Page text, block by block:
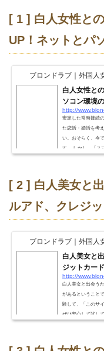
[ 1 ] 白人女性と
UP！ネットとパ
ブロンドラブ｜外国人
白人女性と
ソコン環境
http://
安定した常時接続
た恋活・婚活を考
い。おそらく、今
す。 しかし、「ス
すると、相手のこ
[ 2 ] 白人美女と
ルアド、クレジッ
ブロンドラブ｜外国人
白人美女と
ジットカード
http://
白人美女と出会う
があるということ
験して、「このサ
ぜひ安心して試し
ん。 その際は、ぜ